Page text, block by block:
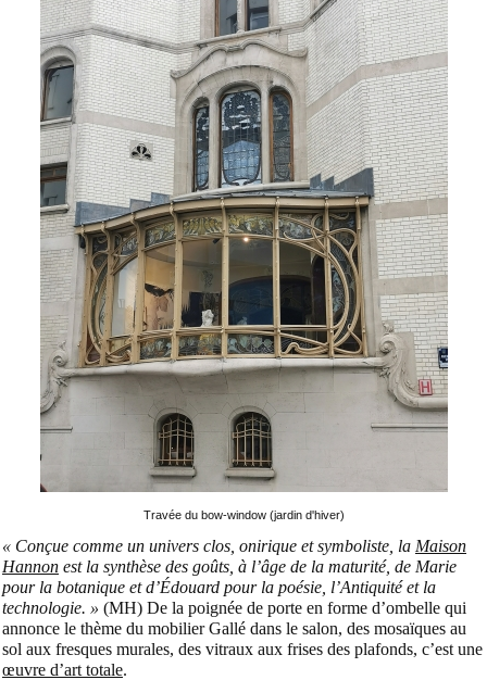
Travée du bow-window (jardin d'hiver)
« Conçue comme un univers clos, onirique et symboliste, la Maison
Hannon est la synthèse des goûts, à l’âge de la maturité, de Marie
pour la botanique et d’Édouard pour la poésie, l’Antiquité et la
technologie. » (MH) De la poignée de porte en forme d’ombelle qui
annonce le thème du mobilier Gallé dans le salon, des mosaïques au
sol aux fresques murales, des vitraux aux frises des plafonds, c’est une
œuvre d’art totale.